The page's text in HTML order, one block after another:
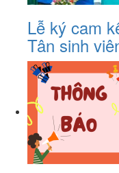
Lễ ký cam
Tân sinh